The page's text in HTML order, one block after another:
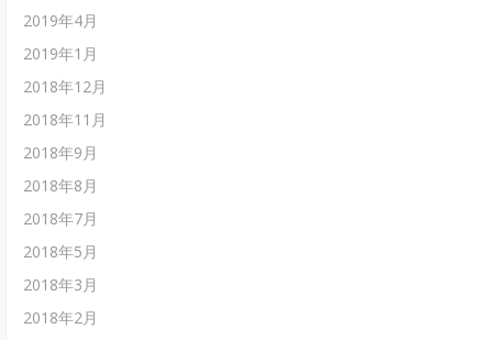
2019年4月
2019年1月
2018年12月
2018年11月
2018年9月
2018年8月
2018年7月
2018年5月
2018年3月
2018年2月